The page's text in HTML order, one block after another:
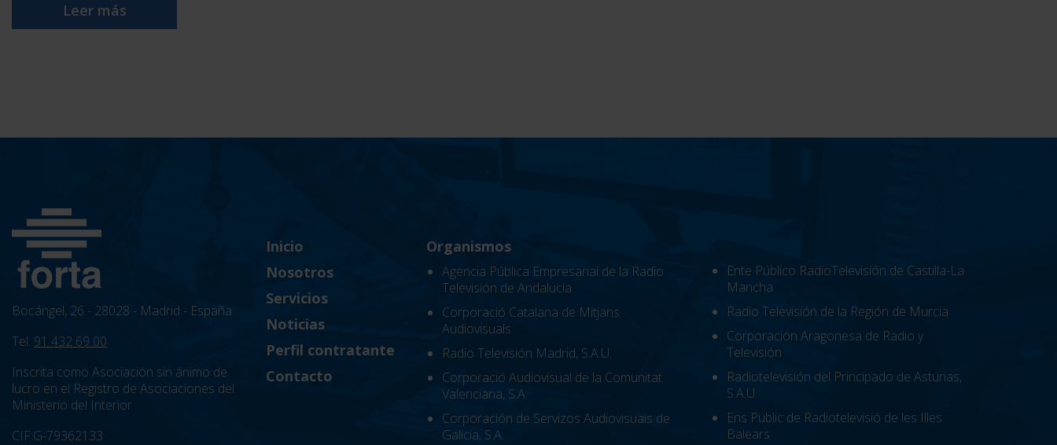
Leer más
Bocángel, 26 - 28028 - Madrid - España
Tel: 91 432 69 00
Inscrita como Asociación sin ánimo de
lucro en el Registro de Asociaciones del
Ministerio del Interior
CIF:G-79362133
Inicio
Nosotros
Servicios
Noticias
Perfil contratante
Contacto
Organismos
Agencia Pública Empresarial de la Radio
Televisión de Andalucía
Corporació Catalana de Mitjans
Audiovisuals
Radio Televisión Madrid, S.A.U.
Corporació Audiovisual de la Comunitat
Valenciana, S.A.
Corporación de Servizos Audiovisuais de
Galicia, S.A.
Ente Público RadioTelevisión de Castilla-La
Mancha
Radio Televisión de la Región de Murcia
Corporación Aragonesa de Radio y
Televisión
Radiotelevisión del Principado de Asturias,
S.A.U.
Ens Public de Radiotelevisió de les Illes
Balears